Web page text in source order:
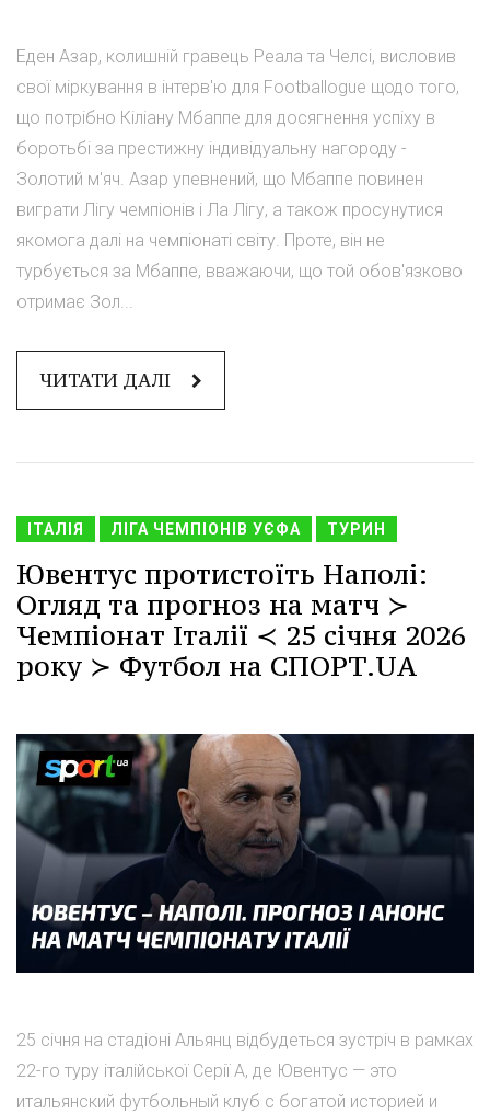
Еден Азар, колишній гравець Реала та Челсі, висловив
свої міркування в інтерв'ю для Footballogue щодо того,
що потрібно Кіліану Мбаппе для досягнення успіху в
боротьбі за престижну індивідуальну нагороду -
Золотий м'яч. Азар упевнений, що Мбаппе повинен
виграти Лігу чемпіонів і Ла Лігу, а також просунутися
якомога далі на чемпіонаті світу. Проте, він не
турбується за Мбаппе, вважаючи, що той обов'язково
отримає Зол...
ЧИТАТИ ДАЛІ
ІТАЛІЯ ЛІГА ЧЕМПІОНІВ УЄФА ТУРИН
Ювентус протистоїть Наполі:
Огляд та прогноз на матч ≻
Чемпіонат Італії ≺ 25 січня 2026
року ≻ Футбол на СПОРТ.UA
25 січня на стадіоні Альянц відбудеться зустріч в рамках
22-го туру італійської Серії А, де Ювентус — это
итальянский футбольный клуб с богатой историей и